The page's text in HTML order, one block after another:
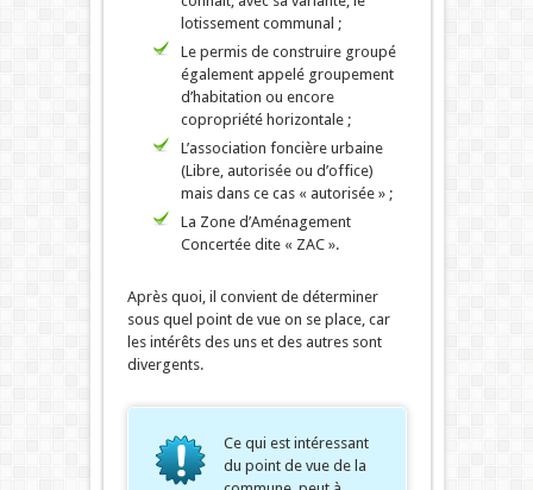
lotissement communal ;
Le permis de construire groupé
également appelé groupement
d’habitation ou encore
copropriété horizontale ;
L’association foncière urbaine
(Libre, autorisée ou d’office)
mais dans ce cas « autorisée » ;
La Zone d’Aménagement
Concertée dite « ZAC ».
Après quoi, il convient de déterminer
sous quel point de vue on se place, car
les intérêts des uns et des autres sont
divergents.
Ce qui est intéressant
du point de vue de la